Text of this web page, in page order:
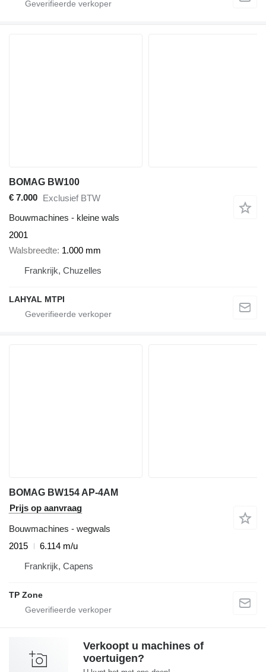
BOMAG BW100
€ 7.000 Exclusief BTW
Bouwmachines - kleine wals
2001
Walsbreedte 1.000 mm
Frankrijk, Chuzelles
LAHYAL MTPI
BOMAG BW154 AP-4AM
Prijs op aanvraag
Bouwmachines - wegwals
2015
6.114 m/u
Frankrijk, Capens
TP Zone
Verkoopt u machines of
voertuigen?